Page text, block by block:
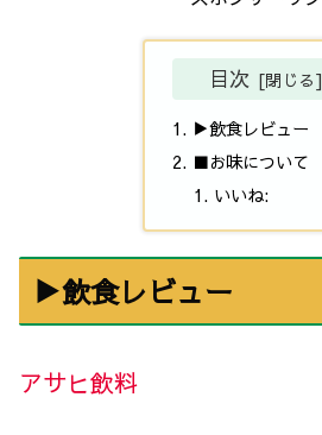
目次
▶飲食レビュー
■お味について
いいね:
▶飲食レビュー
アサヒ飲料